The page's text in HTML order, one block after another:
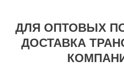
ДЛЯ ОПТОВЫХ
ДОСТАВКА